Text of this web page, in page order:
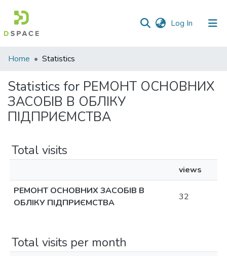
Log In (current)
Communities
Collections
All of DSpace
Home Statistics
Statistics for РЕМОНТ ОСНОВНИХ
ЗАСОБІВ В ОБЛІКУ
ПІДПРИЄМСТВА
Total visits
views
РЕМОНТ ОСНОВНИХ ЗАСОБІВ В
ОБЛІКУ ПІДПРИЄМСТВА
32
Total visits per month